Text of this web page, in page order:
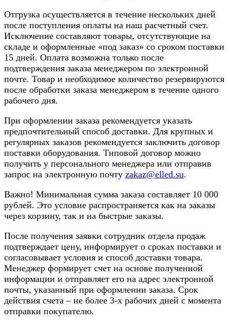
Отгрузка осуществляется в течение нескольких дней
после поступления оплаты на наш расчетный счет.
Исключение составляют товары, отсутствующие на
складе и оформленные «под заказ» со сроком поставки
15 дней. Оплата возможна только после
подтверждения заказа менеджером по электронной
почте. Товар и необходимое количество резервируются
после обработки заказа менеджером в течение одного
рабочего дня.
При оформлении заказа рекомендуется указать
предпочтительный способ доставки. Для крупных и
регулярных заказов рекомендуется заключить договор
поставки оборудования. Типовой договор можно
получить у персонального менеджера или отправив
запрос на электронную почту zakaz@elled.su.
Важно! Минимальная сумма заказа составляет 10 000
рублей. Это условие распространяется как на заказы
через корзину, так и на быстрые заказы.
После получения заявки сотрудник отдела продаж
подтверждает цену, информирует о сроках поставки и
согласовывает условия и способ доставки товара.
Менеджер формирует счет на основе полученной
информации и отправляет его на адрес электронной
почты, указанный при оформлении заказа. Срок
действия счета – не более 3-х рабочих дней с момента
отправки покупателю.